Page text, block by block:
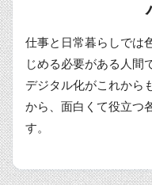
仕事と日常暮らしでは
じめる必要がある人間
デジタル化がこれから
から、面白くて役立つ
す。